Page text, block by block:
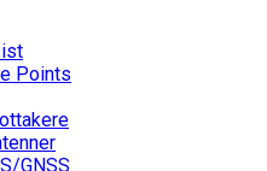
Points
GNSS